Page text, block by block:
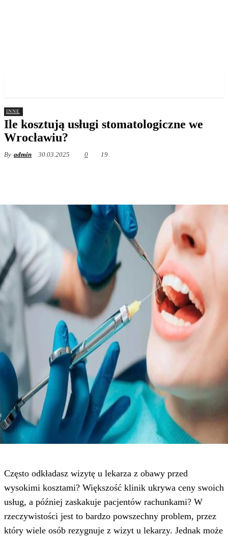
INNE
Ile kosztują usługi stomatologiczne we
Wrocławiu?
By admin 30.03.2025 0 19
Często odkładasz wizytę u lekarza z obawy przed
wysokimi kosztami? Większość klinik ukrywa ceny swoich
usług, a później zaskakuje pacjentów rachunkami? W
rzeczywistości jest to bardzo powszechny problem, przez
który wiele osób rezygnuje z wizyt u lekarzy. Jednak może